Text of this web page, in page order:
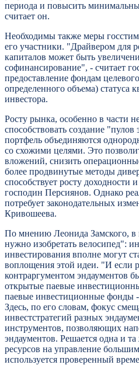
периода и повысить
считает он.
Необходимы также меры
его участники. "Драйвером для
капиталов может быть
софинансирование", - считает
предоставление фондам
определенного объема) статуса
инвестора.
Росту рынка, особенно в части
способствовать создание
портфель объединяются
со схожими целями. Это
вложений, снизить
более продвинутые методы
способствует росту
господин Персиянов. Однако
потребует законодательных
Кривошеева.
По мнению Леонида Замского, в
нужно изобретать велосипед":
инвестирования вполне могут
воплощения этой идеи. "И если
контраргументом эндаументов
открытые паевые
паевые инвестиционные фонды -
Здесь, по его словам, фокус
инвестстратегий разных
инструментов, позволяющих
эндаументов. Решается одна и
ресурсов на управление
используется проверенный